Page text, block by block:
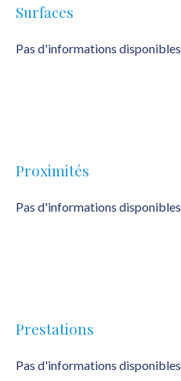
Surfaces
Pas d'informations disponibles
Proximités
Pas d'informations disponibles
Prestations
Pas d'informations disponibles